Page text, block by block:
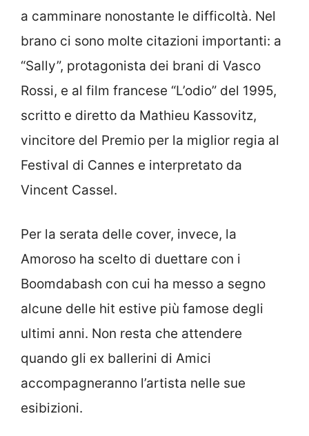
a camminare nonostante le difficoltà. Nel
brano ci sono molte citazioni importanti: a
“Sally”, protagonista dei brani di Vasco
Rossi, e al film francese “L’odio” del 1995,
scritto e diretto da Mathieu Kassovitz,
vincitore del Premio per la miglior regia al
Festival di Cannes e interpretato da
Vincent Cassel.
Per la serata delle cover, invece, la
Amoroso ha scelto di duettare con i
Boomdabash con cui ha messo a segno
alcune delle hit estive più famose degli
ultimi anni. Non resta che attendere
quando gli ex ballerini di Amici
accompagneranno l’artista nelle sue
esibizioni.